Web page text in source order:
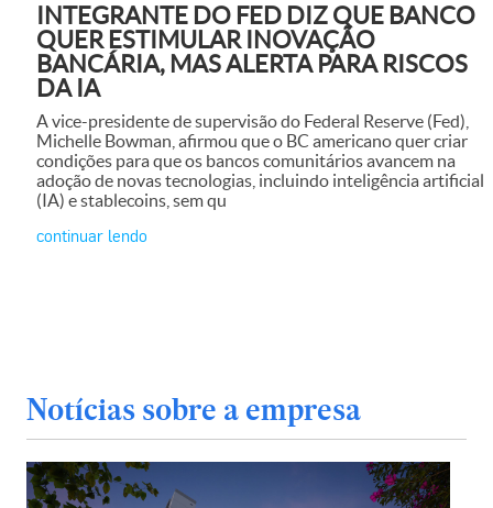
INTEGRANTE DO FED DIZ QUE BANCO
QUER ESTIMULAR INOVAÇÃO
BANCÁRIA, MAS ALERTA PARA RISCOS
DA IA
A vice-presidente de supervisão do Federal Reserve (Fed),
Michelle Bowman, afirmou que o BC americano quer criar
condições para que os bancos comunitários avancem na
adoção de novas tecnologias, incluindo inteligência artificial
(IA) e stablecoins, sem qu
continuar lendo
Notícias sobre a empresa